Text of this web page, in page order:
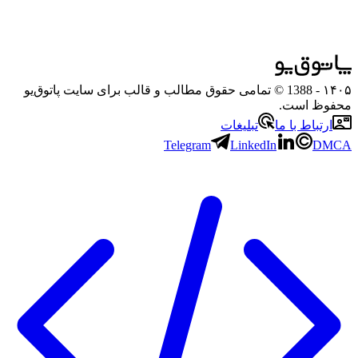
۱۴۰۵
- 1388 © تمامی حقوق مطالب و قالب برای سایت پاتوق‌یو
محفوظ است.
ارتباط با ما
تبلیغات
Telegram
LinkedIn DMCA